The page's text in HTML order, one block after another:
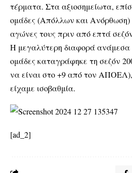
τέρματα. Στα αξιοσημείωτα,
ομάδες (Απόλλων και Ανόρθωση)
αγώνες τους πριν από επτά
Η μεγαλύτερη διαφορά ανάμεσα
ομάδες καταγράφηκε τη σεζόν
να είναι στο +9 από τον
είχαμε ισοβαθμία.
[ad_2]